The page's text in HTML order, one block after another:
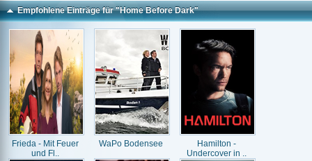
Empfohlene Einträge für "Home Before Dark"
Frieda - Mit Feuer
und Fl..
WaPo Bodensee
Hamilton -
Undercover in ..